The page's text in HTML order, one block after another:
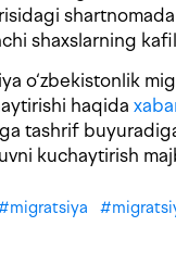
shaxslarning
o‘zbekistonlik
haqida
tashrif
kuchaytirish
migratsiya #